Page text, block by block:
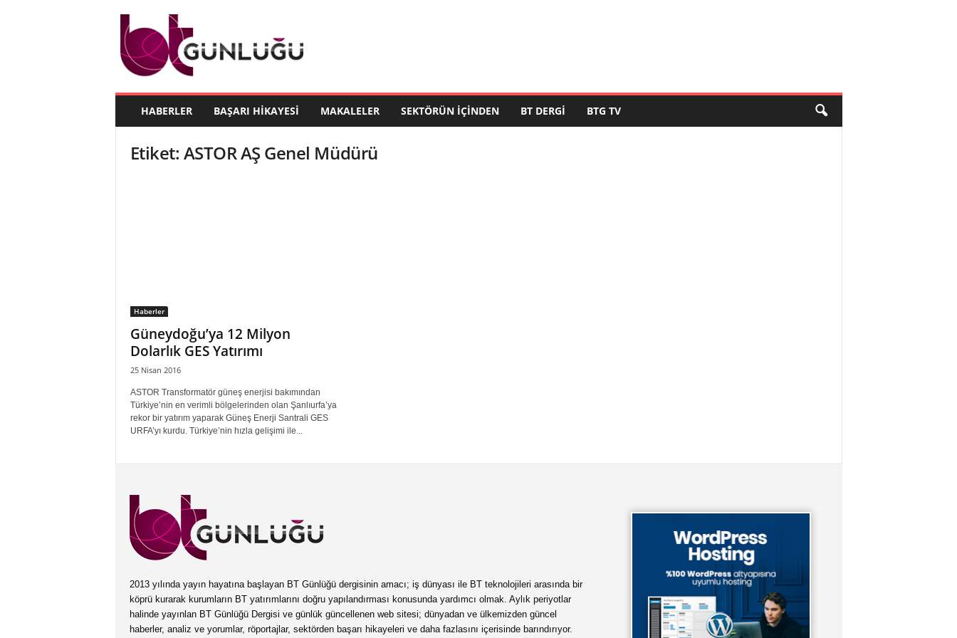
B
HABERLER BAŞARI HIKAYESI MAKALELER SEKTÖRÜN İÇINDEN BT DERGI BTG TV
Etiket: ASTOR AŞ Genel Müdürü
Haberler
Güneydoğu’ya 12 Milyon
Dolarlık GES Yatırımı
25 Nisan 2016
ASTOR Transformatör güneş enerjisi bakımından
Türkiye’nin en verimli bölgelerinden olan Şanlıurfa’ya
rekor bir yatırım yaparak Güneş Enerji Santrali GES
URFA’yı kurdu. Türkiye’nin hızla gelişimi ile...
2013 yılında yayın hayatına başlayan BT Günlüğü dergisinin amacı; iş dünyası ile BT teknolojileri arasında bir
köprü kurarak kurumların BT yatırımlarını doğru yapılandırması konusunda yardımcı olmak. Aylık periyotlar
halinde yayınlan BT Günlüğü Dergisi ve günlük güncellenen web sitesi; dünyadan ve ülkemizden güncel
haberler, analiz ve yorumlar, röportajlar, sektörden başarı hikayeleri ve daha fazlasını içerisinde barındırıyor.